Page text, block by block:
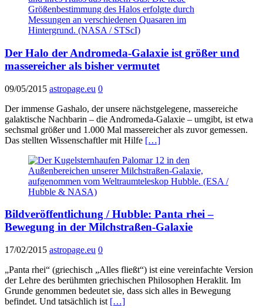
Der Halo der Andromeda-Galaxie ist größer und
massereicher als bisher vermutet
09/05/2015 astropage.eu 0
Der immense Gashalo, der unsere nächstgelegene, massereiche
galaktische Nachbarin – die Andromeda-Galaxie – umgibt, ist etwa
sechsmal größer und 1.000 Mal massereicher als zuvor gemessen.
Das stellten Wissenschaftler mit Hilfe […]
Bildveröffentlichung / Hubble: Panta rhei –
Bewegung in der Milchstraßen-Galaxie
17/02/2015 astropage.eu 0
„Panta rhei“ (griechisch „Alles fließt“) ist eine vereinfachte Version
der Lehre des berühmten griechischen Philosophen Heraklit. Im
Grunde genommen bedeutet sie, dass sich alles in Bewegung
befindet. Und tatsächlich ist […]